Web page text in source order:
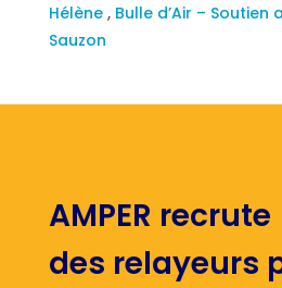
Hélène , Bulle d’Air – Soutien
Sauzon
AMPER recrute
des relayeurs